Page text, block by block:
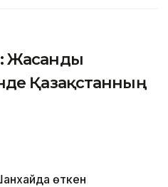
Жасанды
Қазақстанның
өткен